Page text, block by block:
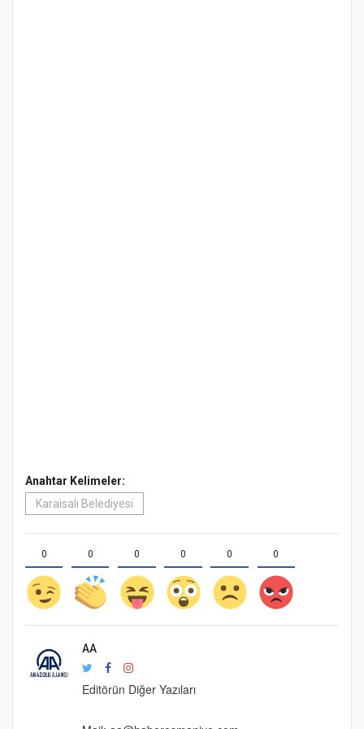
Anahtar Kelimeler:
Karaisalı Belediyesi
0 0 0 0 0 0
AA
Editörün Diğer Yazıları